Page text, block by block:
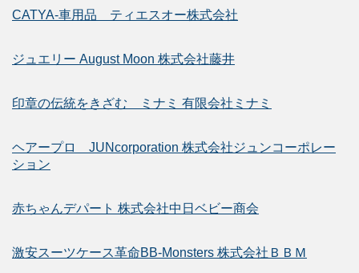
CATYA-車用品 ティエスオー株式会社
ジュエリー August Moon 株式会社藤井
印章の伝統をきざむ ミナミ 有限会社ミナミ
ヘアープロ JUNcorporation 株式会社ジュンコーポレー
ション
赤ちゃんデパート 株式会社中日ベビー商会
激安スーツケース革命BB-Monsters 株式会社ＢＢＭ